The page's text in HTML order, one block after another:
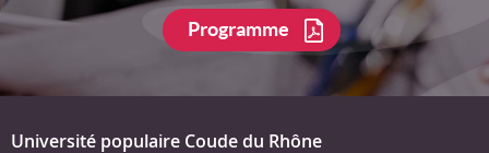
Programme
Université populaire Coude du Rhône